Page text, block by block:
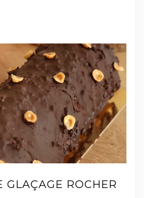
GLAÇAGE ROCHER